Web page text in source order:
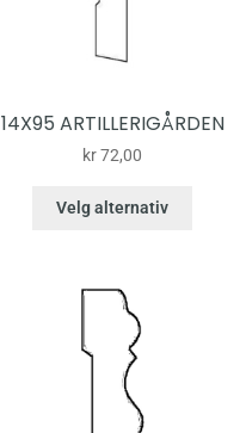
14X95 ARTILLERIGÅRDEN
kr72,00
Velg alternativ